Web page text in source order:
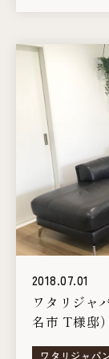
2018.07.01
ワタリジャ
名市 T様邸）
ワタリジャパ